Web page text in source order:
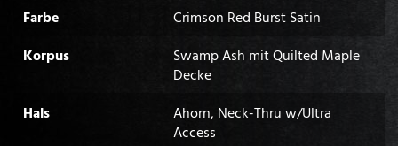
Farbe
Crimson Red Burst Satin
Korpus
Swamp Ash mit Quilted Maple
Decke
Hals
Ahorn, Neck-Thru w/Ultra
Access